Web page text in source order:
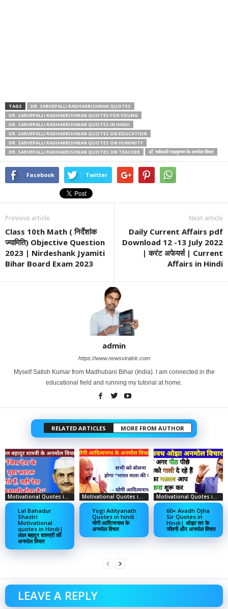
TAGS
DR. SARVEPALLI RADHAKRISHNAN QUOTES
DR. SARVEPALLI RADHAKRISHNAN QUOTES FOR YOUNG
DR. SARVEPALLI RADHAKRISHNAN QUOTES IN HINDI
DR. SARVEPALLI RADHAKRISHNAN QUOTES ON EDUCATION
DR. SARVEPALLI RADHAKRISHNAN QUOTES ON HUMINITY
DR. SARVEPALLI RADHAKRISHNAN QUOTES ON TEACHER
डॉ. सर्वपल्ली राधाकृष्णन के अनमोल विचार
Facebook Twitter
Previous article
Class 10th Math ( निर्देशांक
ज्यामिति) Objective Question
2023 | Nirdeshank Jyamiti
Bihar Board Exam 2023
Next article
Daily Current Affairs pdf
Download 12 -13 July 2022
| करंट अफेयर्स | Current
Affairs in Hindi
admin
https://www.newsviralsk.com
Myself Satish Kumar from Madhubani Bihar (India). I am connected in the
educational field and running my tutorial at home.
RELATED ARTICLES MORE FROM AUTHOR
Lal Bahadur
Shastri
Motivational
quotes in Hindi|
लाल बहादुर शास्त्री की
अनमोल विचार
Yogi Adityanath
Quotes in hindi :
योगी आदित्यनाथ के
अनमोल विचार
60+ Avadh Ojha
Sir Quotes in
Hindi| ओझा सर के
जीवनी और अनमोल विचार
LEAVE A REPLY